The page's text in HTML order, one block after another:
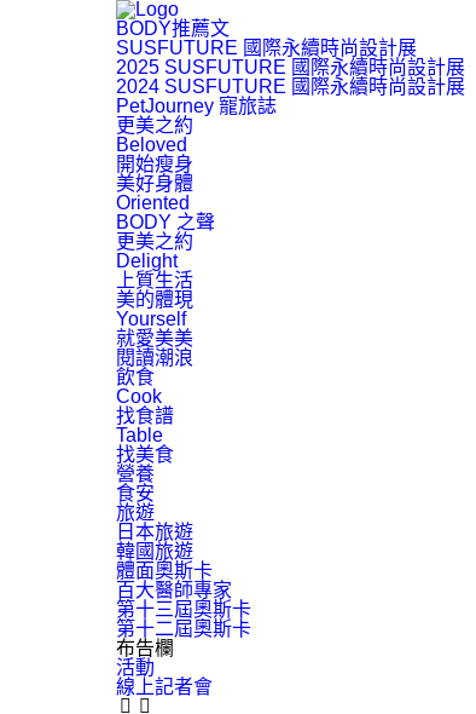
BODY推薦文
SUSFUTURE 國際永續時尚設計展
2025 SUSFUTURE 國際永續時尚設計展
2024 SUSFUTURE 國際永續時尚設計展
PetJourney 寵旅誌
更美之約
Beloved
開始瘦身
美好身體
Oriented
BODY 之聲
更美之約
Delight
上質生活
美的體現
Yourself
就愛美美
閱讀潮浪
飲食
Cook
找食譜
Table
找美食
營養
食安
旅遊
日本旅遊
韓國旅遊
體面奧斯卡
百大醫師專家
第十三屆奧斯卡
第十二屆奧斯卡
布告欄
活動
線上記者會